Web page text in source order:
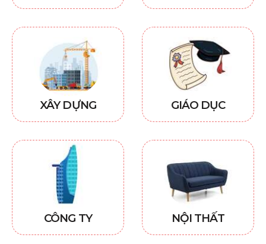
XÂY DỰNG GIÁO DỤC
CÔNG TY NỘI THẤT